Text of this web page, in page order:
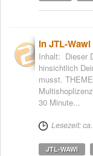
Inhalt: Dieser
hinsichtlich
musst.
30 Minute...
Lesezeit:
JTL-WAWI